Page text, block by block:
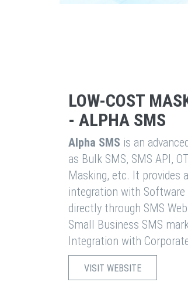
LOW-COST
- ALPHA SMS
Alpha SMS is an
as Bulk SMS, SMS API,
Masking, etc. It provides
integration with Software
directly through SMS
Small Business SMS
Integration with
VISIT WEBSITE